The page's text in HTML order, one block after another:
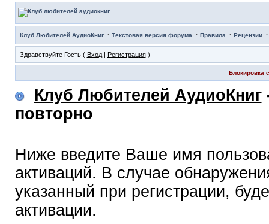
Клуб Любителей АудиоКниг· Текстовая версия форума · Правила · Рецензии
Здравствуйте Гость ( Вход| Регистрация)
Блокировка
Клуб Любителей АудиоКниг
повторно
Ниже введите Ваше имя
активаций. В случае
указанный при регистрации,
активации.